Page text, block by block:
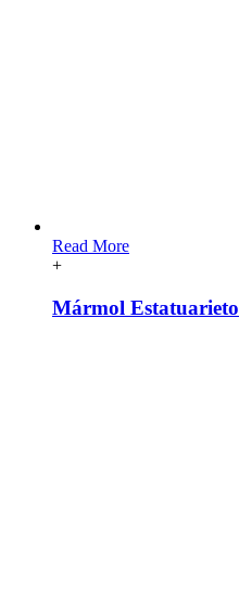
Read More
+
Mármol Estatuarieto